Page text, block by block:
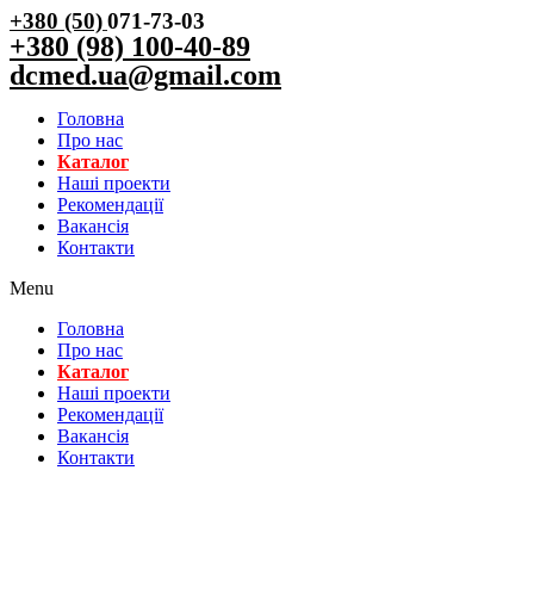
+380 (50)071-73-03
+380 (98) 100-40-89
dcmed.ua@gmail.com
Головна
Про нас
Каталог
Нашi проекти
Рекомендації
Вакансiя
Контакти
Menu
Головна
Про нас
Каталог
Нашi проекти
Рекомендації
Вакансiя
Контакти